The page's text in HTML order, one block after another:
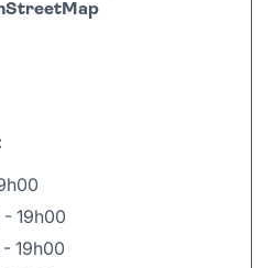
19h00
19h00